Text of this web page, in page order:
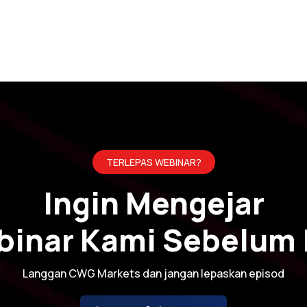
TERLEPAS WEBINAR?
Ingin Mengejar
Kami Sebelum
Langgan CWG Markets dan jangan lepaskan episod